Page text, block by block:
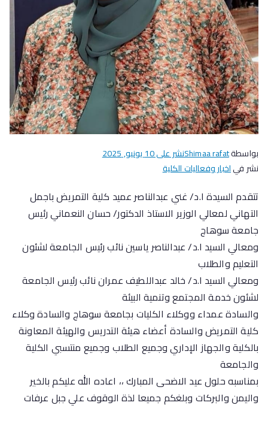
بواسطةShimaa rafatنشر على10 يونيو, 2025
نشر فياخبار وفعاليات الكلية
تتقدم السيدة ا.د/ غني عبدالناصر عميد كلية التمريض باجمل
التهاني لمعالي الوزير الاستاذ الدكتور/ حسان النعماني رئيس
جامعة سوهاج
ومعالي السيد ا.د/ عبدالناصر ياسين نائب رئيس الجامعة لشئون
التعليم والطلاب
ومعالي السيد ا.د/ خالد عبداللطيف عمران نائب رئيس الجامعة
لشئون خدمة المجتمع وتنمية البيئة
والسادة عمداء ووكلاء الكليات بجامعة سوهاج والسادة وكلاء
كلية التمريض والسادة أعضاء هيئة التدريس والهيئة المعاونة
بالكلية والجهاز الإداري وجميع الطلاب وجميع منتسبي الكلية
والجامعة
بمناسبه حلول عيد الاضحى المبارك ،، اعاده الله عليكم بالخير
واليمن والبركات وبلغكم جميعا لذة الوقوف علي جبل عرفات